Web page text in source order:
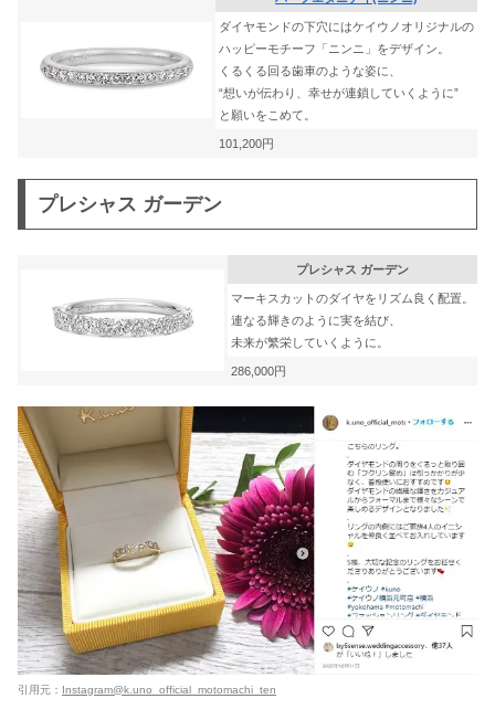
ダイヤモンドの下穴にはケイウノオリジナルの
ハッピーモチーフ「ニンニ」をデザイン。
くるくる回る歯車のような姿に、
“想いが伝わり、幸せが連鎖していくように”
と願いをこめて。
101,200円
プレシャス ガーデン
プレシャス ガーデン
マーキスカットのダイヤをリズム良く配置。
連なる輝きのように実を結び、
未来が繁栄していくように。
286,000円
引用元： Instagram@k.uno_official_motomachi_ten